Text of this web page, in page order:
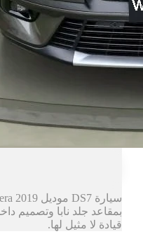
بمقاعد جلد نابا وتصميم
قيادة لا مثيل لها.